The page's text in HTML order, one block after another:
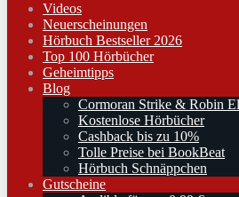
Videos
Neuerscheinungen
Hörbuch Bestseller 2026
Top 100 Hörbücher
Geheimtipps
Blog
Cormoran Strike & Robin
Kostenlose Hörbücher
Cashback bis zu 10%
Tolle Preise bei BookBeat
Hörbuch Schnäppchen
Gutscheine